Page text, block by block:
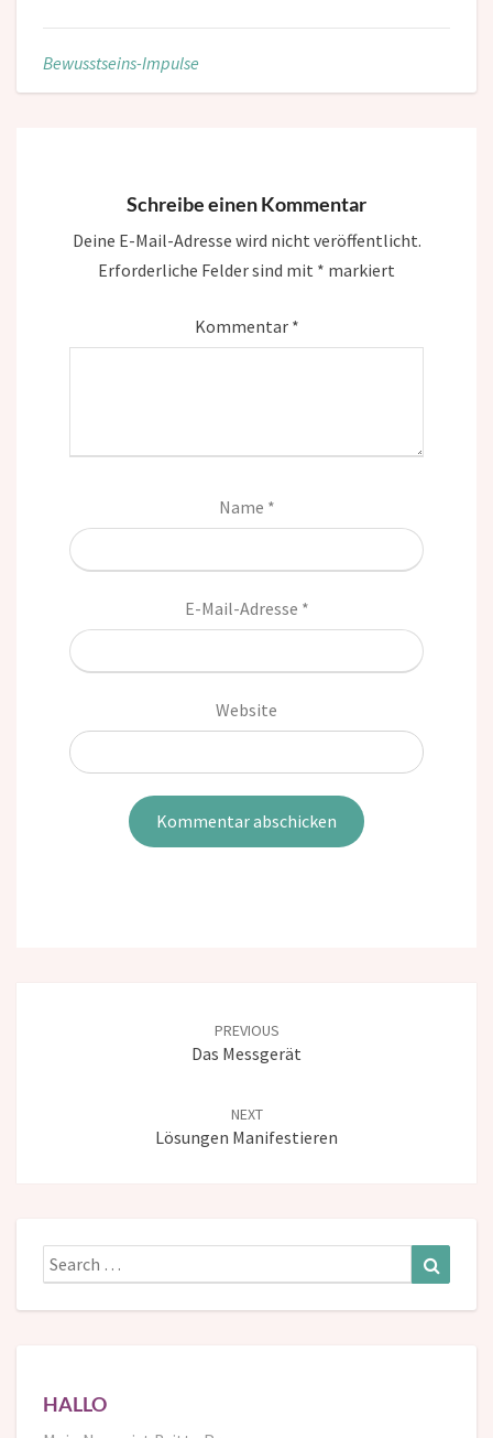
Bewusstseins-Impulse
Schreibe einen Kommentar
Deine E-Mail-Adresse wird nicht veröffentlicht.
Erforderliche Felder sind mit * markiert
Kommentar *
Name *
E-Mail-Adresse *
Website
PREVIOUS
Das Messgerät
NEXT
Lösungen Manifestieren
Search
for:
HALLO